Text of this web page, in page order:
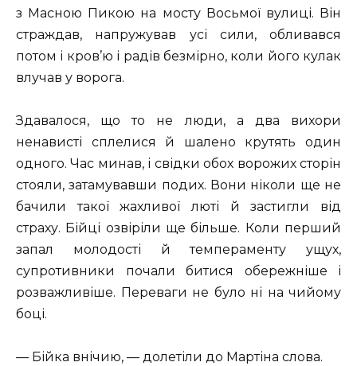
з Масною Пикою на мосту Восьмої вулиці. Він
страждав, напружував усі сили, обливався
потом і кров’ю і радів безмірно, коли його кулак
влучав у ворога.
Здавалося, що то не люди, а два вихори
ненависті сплелися й шалено крутять один
одного. Час минав, і свідки обох ворожих сторін
стояли, затамувавши подих. Вони ніколи ще не
бачили такої жахливої люті й застигли від
страху. Бійці озвіріли ще більше. Коли перший
запал молодості й темпераменту ущух,
супротивники почали битися обережніше і
розважливіше. Переваги не було ні на чийому
боці.
— Бійка внічию, — долетіли до Мартіна слова.